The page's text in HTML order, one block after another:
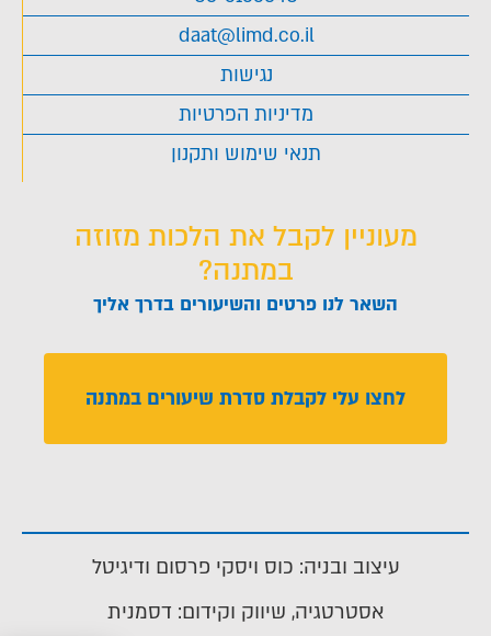
daat@limd.co.il
נגישות
מדיניות הפרטיות
תנאי שימוש ותקנון
מעוניין לקבל את הלכות מזוזה
במתנה?
השאר לנו פרטים והשיעורים בדרך אליך
לחצו עלי לקבלת סדרת שיעורים במתנה
עיצוב ובניה: כוס ויסקי פרסום ודיגיטל
אסטרטגיה, שיווק וקידום: דסמנית